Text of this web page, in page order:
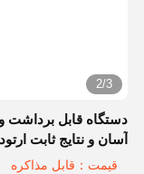
2/3
دستگاه قابل برداشت
آسان و نتایج ثابت
قیمت：قابل مذاکره